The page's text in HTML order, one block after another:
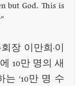
but God. This is
장 이만희·이
10만 명의 새
‘10만 명 수